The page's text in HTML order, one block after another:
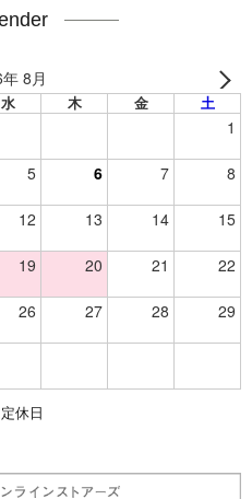
8月
水 木 金 土
1
5 6 7 8
12 13 14 15
19 20 21 22
26 27 28 29
定休日